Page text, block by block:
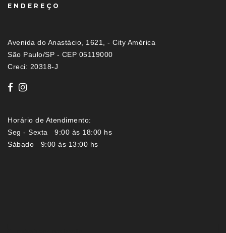
ENDEREÇO
Avenida do Anastácio, 1621, - City América
São Paulo/SP - CEP 05119000
Creci: 20318-J
Horário de Atendimento:
Seg - Sexta 9:00 às 18:00 hs
Sábado 9:00 às 13:00 hs